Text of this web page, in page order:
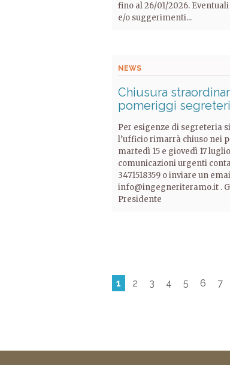
fino al 26/01/2026.
e/o suggerimenti...
NEWS
Chiusura
pomeriggi
Per esigenze di segreteria
l’ufficio rimarrà chiuso nei
martedì 15 e giovedì 17
comunicazioni urgenti
3471518359 o inviare un
info@ingegneriteramo.it .
Presidente
1 2 3 4 5 6 7